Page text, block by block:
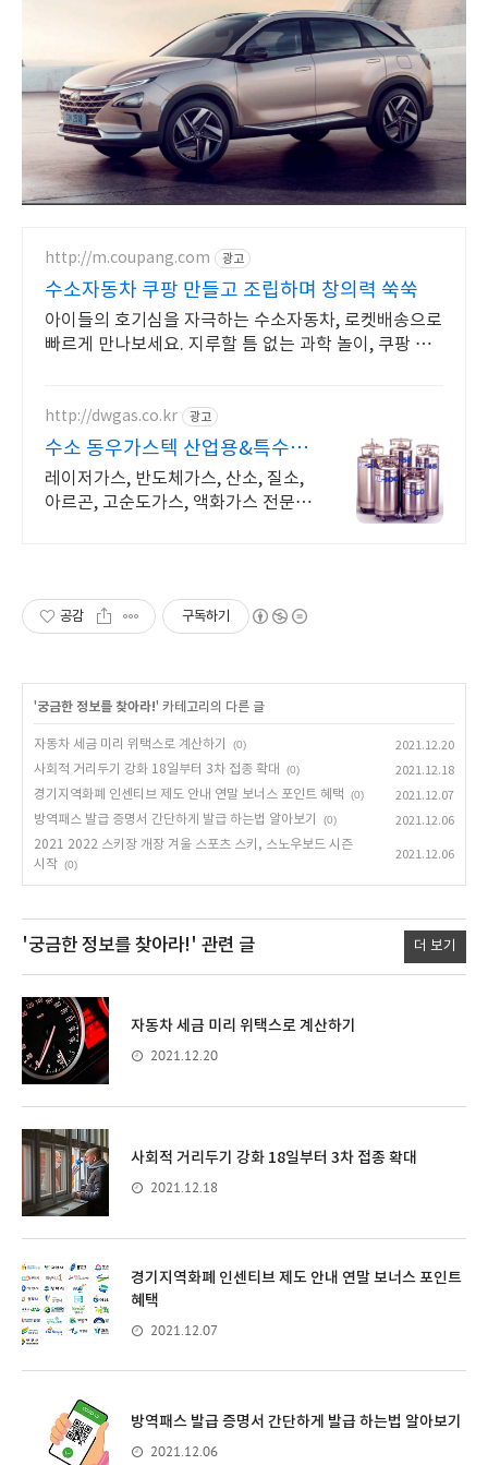
http://m.coupang.com 광고
수소자동차 쿠팡 만들고 조립하며 창의력 쑥쑥
아이들의 호기심을 자극하는 수소자동차, 로켓배송으로
빠르게 만나보세요. 지루할 틈 없는 과학 놀이, 쿠팡 로
http://dwgas.co.kr 광고
수소 동우가스텍 산업용&특수가
스 공급전문
레이저가스, 반도체가스, 산소, 질소,
아르곤, 고순도가스, 액화가스 전문
공감 구독하기
'궁금한 정보를 찾아라!' 카테고리의 다른 글
자동차 세금 미리 위택스로 계산하기 (0)
2021.12.20
사회적 거리두기 강화 18일부터 3차 접종 확대
(0)
2021.12.18
경기지역화폐 인센티브 제도 안내 연말 보너스 포인트 혜택
(0)
2021.12.07
방역패스 발급 증명서 간단하게 발급 하는법 알아보기
(0)
2021.12.06
2021 2022 스키장 개장 겨울 스포츠 스키, 스노우보드 시즌
시작 (0)
2021.12.06
'궁금한 정보를 찾아라!' 관련 글 더 보기
자동차 세금 미리 위택스로 계산하기
2021.12.20
사회적 거리두기 강화 18일부터 3차 접종 확대
2021.12.18
경기지역화폐 인센티브 제도 안내 연말 보너스 포인트
혜택
2021.12.07
방역패스 발급 증명서 간단하게 발급 하는법 알아보기
2021.12.06